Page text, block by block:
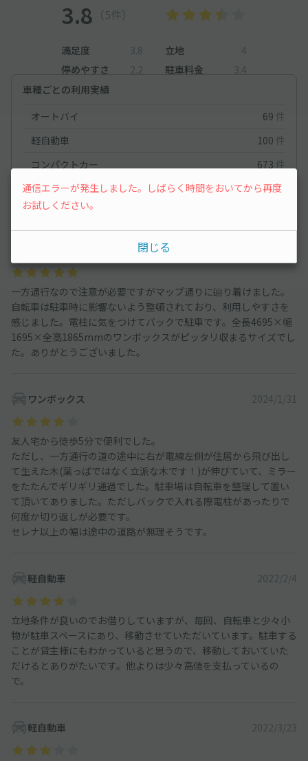
3.8 （5件）
満足度 3.8 立地
4
停めやすさ
2.2 駐車料金
3.4
車種ごとの利用実績
オートバイ
69 件
軽自動車
100 件
コンパクトカー
673 件
中型車
65件
ワンボックス
一方通行なので注意が必要ですがマップ通りに辿り着けました。
自転車は駐車時に影響ないよう整頓されており、利用しやすさを
感じました。電柱に気をつけてバックで駐車です。全長4695×幅
1695×全高1865mmのワンボックスがピッタリ収まるサイズでし
た。ありがとうございました。
ワンボックス 2024/1/31
友人宅から徒歩5分で便利でした。
ただし、一方通行の道の途中に右が電線左側が住居から飛び出し
て生えた木(葉っぱではなく立派な木です！)が伸びていて、ミラー
をたたんでギリギリ通過でした。駐車場は自転車を整理して置い
て頂いてありました。ただしバックで入れる際電柱があったりで
何度か切り返しが必要です。
セレナ以上の幅は途中の道路が無理そうです。
軽自動車 2022/2/4
立地条件が良いのでお借りしていますが、毎回、自転車と少々小
物が駐車スペースにあり、移動させていただいています。駐車する
ことが貸主様にもわかっていると思うので、移動しておいていた
だけるとありがたいです。他よりは少々高値を支払っているの
で。
軽自動車 2022/3/23
通信エラーが発生しました。しばらく時間をおいてから再度
お試しください。
閉じる